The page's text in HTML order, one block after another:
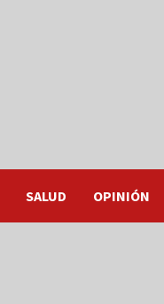
SALUD OPINIÓN